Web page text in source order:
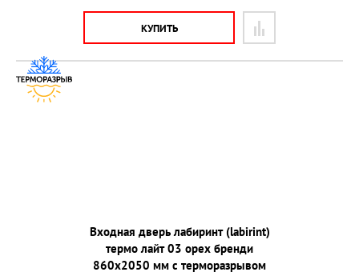
КУПИТЬ
Входная дверь лабиринт (labirint)
термо лайт 03 орех бренди
860х2050 мм с терморазрывом